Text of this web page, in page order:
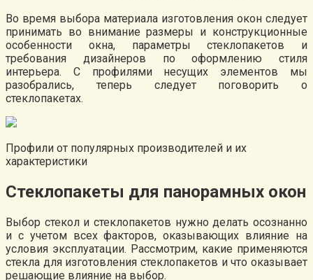
Во время выбора материала изготовления окон следует
принимать во внимание размеры и конструкционные
особенности окна, параметры стеклопакетов и
требования дизайнеров по оформлению стиля
интерьера. С профилями несущих элементов мы
разобрались, теперь следует поговорить о
стеклопакетах.
Профили от популярных производителей и их
характеристики
Стеклопакеты для панорамных окон
Выбор стекол и стеклопакетов нужно делать осознанно
и с учетом всех факторов, оказывающих влияние на
условия эксплуатации. Рассмотрим, какие применяются
стекла для изготовления стеклопакетов и что оказывает
решающие влияние на выбор.